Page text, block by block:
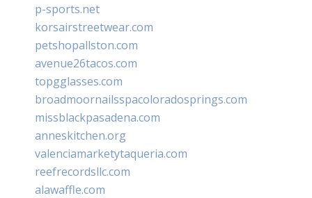
p-sports.net
korsairstreetwear.com
petshopallston.com
avenue26tacos.com
topgglasses.com
broadmoornailsspacoloradosprings.com
missblackpasadena.com
anneskitchen.org
valenciamarketytaqueria.com
reefrecordsllc.com
alawaffle.com